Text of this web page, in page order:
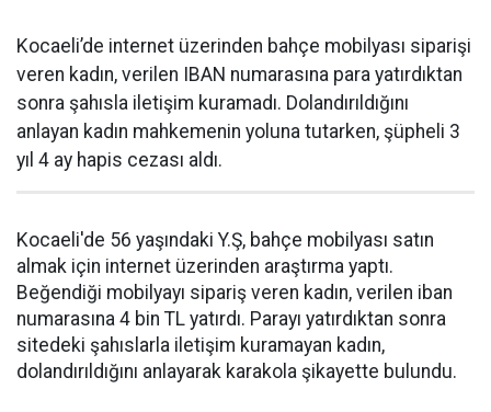
Kocaeli’de internet üzerinden bahçe mobilyası siparişi
veren kadın, verilen IBAN numarasına para yatırdıktan
sonra şahısla iletişim kuramadı. Dolandırıldığını
anlayan kadın mahkemenin yoluna tutarken, şüpheli 3
yıl 4 ay hapis cezası aldı.
Kocaeli'de 56 yaşındaki Y.Ş, bahçe mobilyası satın
almak için internet üzerinden araştırma yaptı.
Beğendiği mobilyayı sipariş veren kadın, verilen iban
numarasına 4 bin TL yatırdı. Parayı yatırdıktan sonra
sitedeki şahıslarla iletişim kuramayan kadın,
dolandırıldığını anlayarak karakola şikayette bulundu.